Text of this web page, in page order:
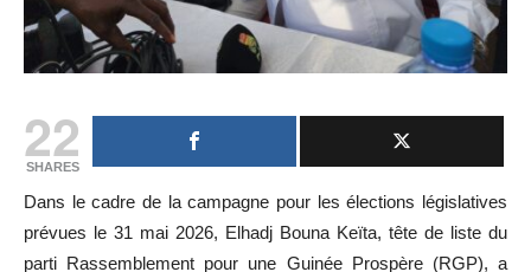
22
SHARES
Dans le cadre de la campagne pour les élections législatives
prévues le 31 mai 2026, Elhadj Bouna Keïta, tête de liste du
parti Rassemblement pour une Guinée Prospère (RGP), a